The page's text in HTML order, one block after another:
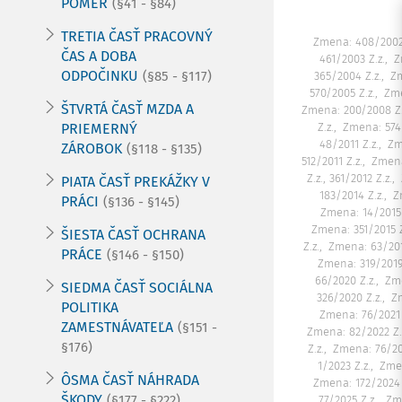
(§41 - §84)
TRETIA ČASŤ PRACOVNÝ
ČAS A DOBA
ODPOČINKU (§85 - §117)
ŠTVRTÁ ČASŤ MZDA A
PRIEMERNÝ
ZÁROBOK (§118 - §135)
PIATA ČASŤ PREKÁŽKY V
PRÁCI (§136 - §145)
ŠIESTA ČASŤ OCHRANA
PRÁCE (§146 - §150)
SIEDMA ČASŤ SOCIÁLNA
POLITIKA
ZAMESTNÁVATEĽA (§151 -
§176)
ÔSMA ČASŤ NÁHRADA
Zmena: 408/2002
461/2003 Z.z.
365/2004 Z.z.
570/2005 Z.z.
Zmena: 200/2008
Z.z.
Zmena:
48/2011 Z.z.
512/2011 Z.z.
Z.z., 361/2012 Z.z.
183/2014 Z.z.
Zmena: 14/
Zmena: 351/2015
Z.z.
Zmena: 63/
Zmena: 319/
66/2020 Z.z.
326/2020 Z.z.
Zmena: 76/2021
Zmena: 82/2022 Z.z.
Z.z.
Zmena: 76/
1/2023 Z.z.
Zmena: 172/2024